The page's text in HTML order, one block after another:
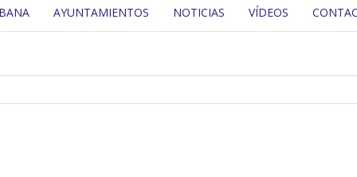
AYUNTAMIENTOS NOTICIAS VÍDEOS